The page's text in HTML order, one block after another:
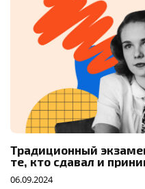
Традиционный
те, кто сдавал и
06.09.2024